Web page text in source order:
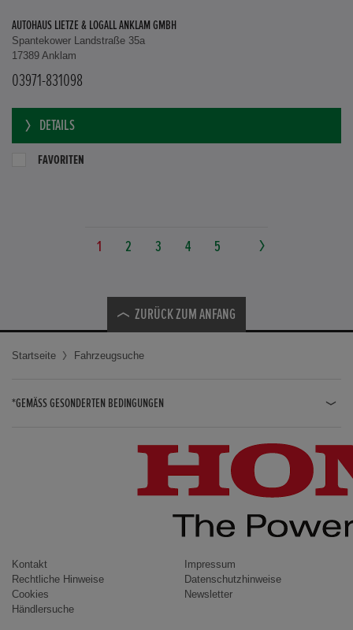
AUTOHAUS LIETZE & LOGALL ANKLAM GMBH
Spantekower Landstraße 35a
17389 Anklam
03971-831098
DETAILS
FAVORITEN
1 2 3 4 5
ZURÜCK ZUM ANFANG
Startseite Fahrzeugsuche
*GEMÄSS GESONDERTEN BEDINGUNGEN
CIVIC / CIVIC LIMOUSINE
INSIGHT
ACCORD
Kontakt
Impressum
Rechtliche Hinweise
Datenschutzhinweise
Cookies
Newsletter
Händlersuche